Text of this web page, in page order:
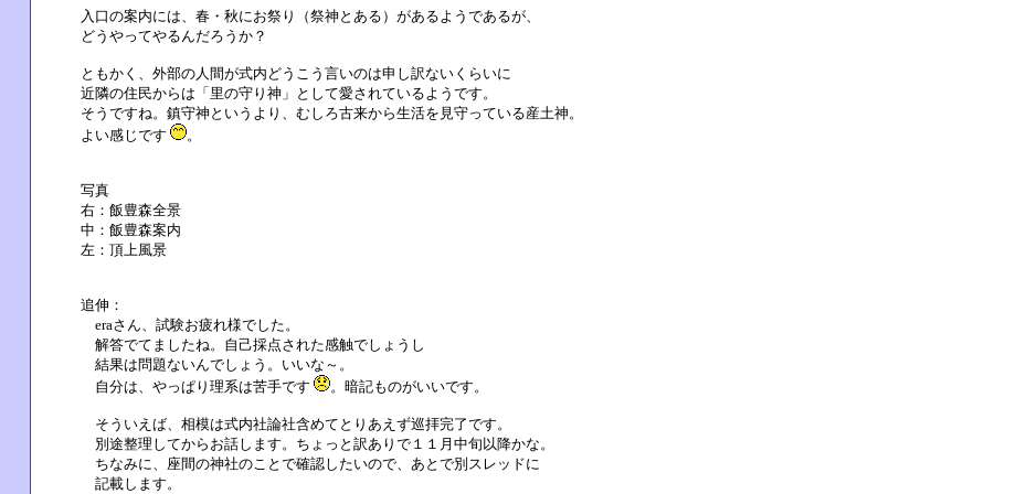
入口の案内には、春・秋にお祭り（祭神とある）があるようであるが、
どうやってやるんだろうか？
ともかく、外部の人間が式内どうこう言いのは申し訳ないくらいに
近隣の住民からは「里の守り神」として愛されているようです。
そうですね。鎮守神というより、むしろ古来から生活を見守っている産土神。
よい感じです
。
写真
右：飯豊森全景
中：飯豊森案内
左：頂上風景
追伸：
eraさん、試験お疲れ様でした。
解答でてましたね。自己採点された感触でしょうし
結果は問題ないんでしょう。いいな～。
自分は、やっぱり理系は苦手です
。暗記ものがいいです。
そういえば、相模は式内社論社含めてとりあえず巡拝完了です。
別途整理してからお話します。ちょっと訳ありで１１月中旬以降かな。
ちなみに、座間の神社のことで確認したいので、あとで別スレッドに
記載します。